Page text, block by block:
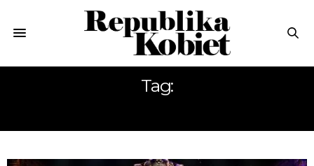
Tag: